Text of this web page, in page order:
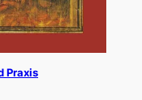
Praxis